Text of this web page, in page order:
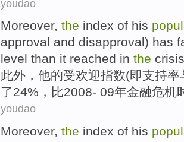
youdao
Moreover, the index of his
approval and disapproval) has
level than it reached in the crisis
此外 ， 他的受欢迎指数(即支持率
了24%， 比2008- 09年金融危机
youdao
Moreover, the index of his